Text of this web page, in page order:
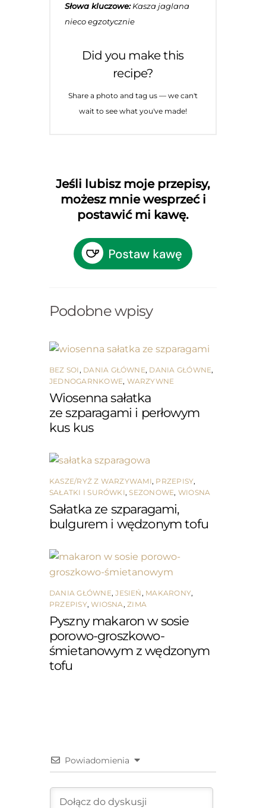
Słowa kluczowe:Kasza jaglana
nieco egzotycznie
Did you make this
recipe?
Share a photo and tag us — we can't
wait to see what you've made!
Jeśli lubisz moje przepisy,
możesz mnie wesprzeć i
postawić mi kawę.
Podobne wpisy
BEZ SOI, DANIA GŁÓWNE, DANIA GŁÓWNE,
JEDNOGARNKOWE, WARZYWNE
Wiosenna sałatka
ze szparagami i perłowym
kus kus
KASZE/RYŻ Z WARZYWAMI, PRZEPISY,
SAŁATKI I SURÓWKI,SEZONOWE, WIOSNA
Sałatka ze szparagami,
bulgurem i wędzonym tofu
DANIA GŁÓWNE,JESIEŃ, MAKARONY,
PRZEPISY,WIOSNA,ZIMA
Pyszny makaron w sosie
porowo-groszkowo-
śmietanowym z wędzonym
tofu
Powiadomienia